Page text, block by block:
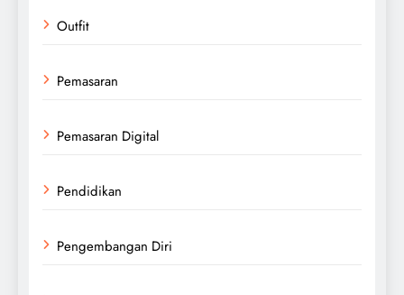
Outfit
Pemasaran
Pemasaran Digital
Pendidikan
Pengembangan Diri